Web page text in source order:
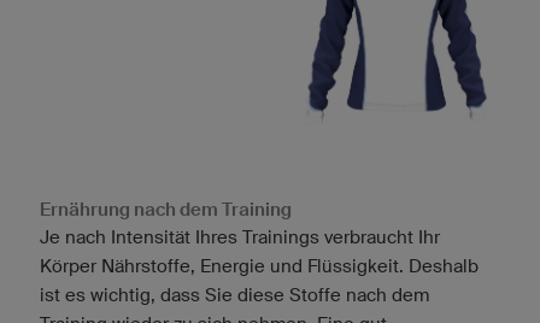
Ernährung nach dem Training
Je nach Intensität Ihres Trainings verbraucht Ihr
Körper Nährstoffe, Energie und Flüssigkeit. Deshalb
ist es wichtig, dass Sie diese Stoffe nach dem